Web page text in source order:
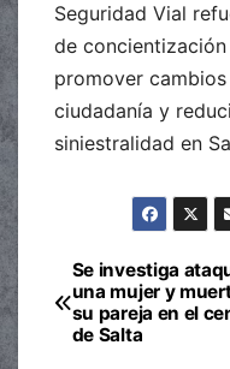
Seguridad Vial
de
promover
ciudadanía y
siniestralidad en
de
Se investiga
una mujer y
su pareja en el
de Salta